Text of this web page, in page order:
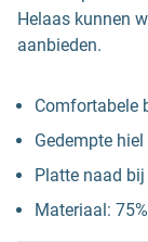
Helaas kunnen
aanbieden.
Comfortabele
Gedempte hiel
Platte naad bij
Materiaal: